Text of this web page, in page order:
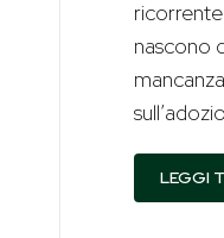
nascono
LEGGI